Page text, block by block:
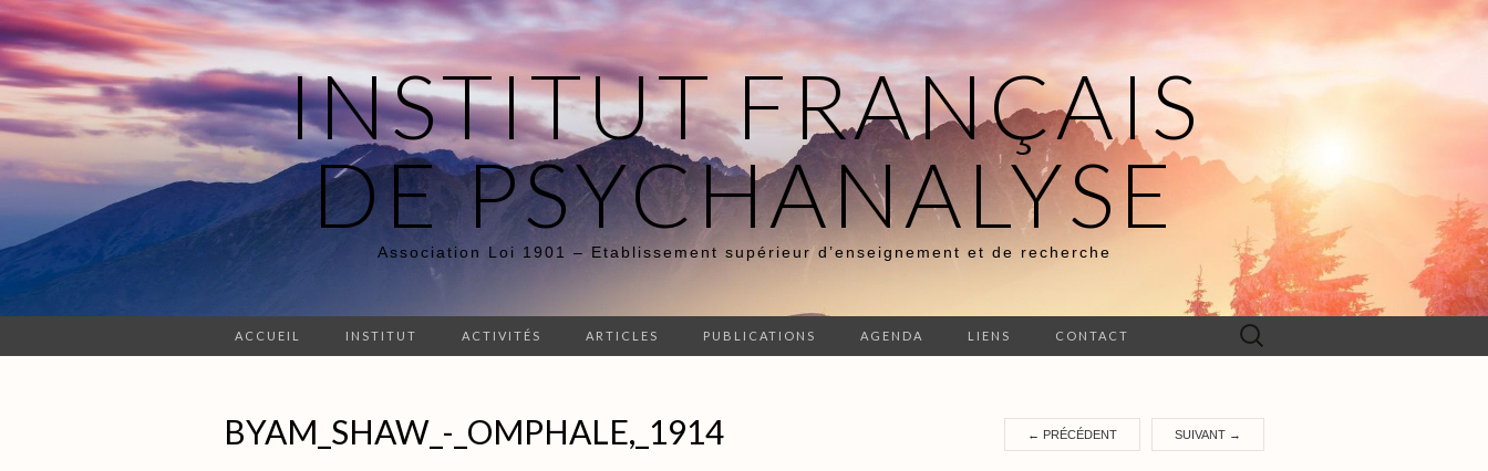
INSTITUT FRANÇAIS
DE PSYCHANALYSE
Association Loi 1901 – Etablissement supérieur d’enseignement et de recherche
ACCUEIL INSTITUT ACTIVITÉS ARTICLES PUBLICATIONS AGENDA LIENS CONTACT Rechercher :
BYAM_SHAW_-_OMPHALE,_1914 ← PRÉCÉDENT SUIVANT →